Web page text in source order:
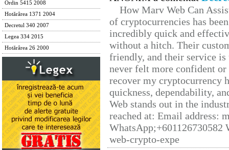
Ordin 5415 2008
Hotărârea 1371 2004
Decretul 340 2007
Legea 334 2015
Hotărârea 26 2000
How Marv Web Can
of cryptocurrencies has
incredibly quick and
without a hitch. Their
friendly, and their service
never felt more confident
recover my cryptocurrency
quickness, dependability,
Web stands out in the
reached at: Email address:
web-crypto-expe